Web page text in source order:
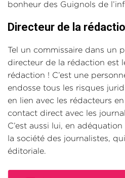
bonheur des Guignols de
Directeur de la
Tel un commissaire dans un
directeur de la rédaction est
rédaction ! C’est une
endosse tous les risques
en lien avec les rédacteurs
contact direct avec les
C’est aussi lui, en
la société des journalistes,
éditoriale.